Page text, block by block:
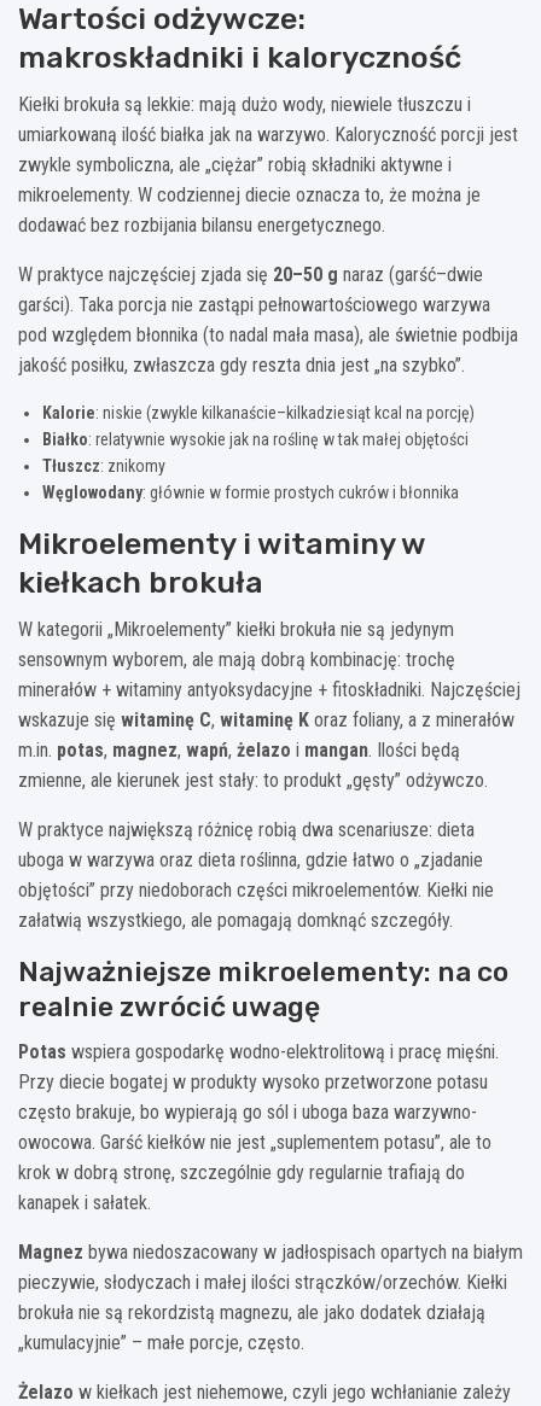
Wartości odżywcze:
makroskładniki i kaloryczność
Kiełki brokuła są lekkie: mają dużo wody, niewiele tłuszczu i
umiarkowaną ilość białka jak na warzywo. Kaloryczność porcji jest
zwykle symboliczna, ale „ciężar” robią składniki aktywne i
mikroelementy. W codziennej diecie oznacza to, że można je
dodawać bez rozbijania bilansu energetycznego.
W praktyce najczęściej zjada się 20–50 g naraz (garść–dwie
garści). Taka porcja nie zastąpi pełnowartościowego warzywa
pod względem błonnika (to nadal mała masa), ale świetnie podbija
jakość posiłku, zwłaszcza gdy reszta dnia jest „na szybko”.
Kalorie: niskie (zwykle kilkanaście–kilkadziesiąt kcal na porcję)
Białko: relatywnie wysokie jak na roślinę w tak małej objętości
Tłuszcz: znikomy
Węglowodany: głównie w formie prostych cukrów i błonnika
Mikroelementy i witaminy w
kiełkach brokuła
W kategorii „Mikroelementy” kiełki brokuła nie są jedynym
sensownym wyborem, ale mają dobrą kombinację: trochę
minerałów + witaminy antyoksydacyjne + fitoskładniki. Najczęściej
wskazuje się witaminę C, witaminę K oraz foliany, a z minerałów
m.in. potas, magnez, wapń, żelazo i mangan. Ilości będą
zmienne, ale kierunek jest stały: to produkt „gęsty” odżywczo.
W praktyce największą różnicę robią dwa scenariusze: dieta
uboga w warzywa oraz dieta roślinna, gdzie łatwo o „zjadanie
objętości” przy niedoborach części mikroelementów. Kiełki nie
załatwią wszystkiego, ale pomagają domknąć szczegóły.
Najważniejsze mikroelementy: na co
realnie zwrócić uwagę
Potas wspiera gospodarkę wodno-elektrolitową i pracę mięśni.
Przy diecie bogatej w produkty wysoko przetworzone potasu
często brakuje, bo wypierają go sól i uboga baza warzywno-
owocowa. Garść kiełków nie jest „suplementem potasu”, ale to
krok w dobrą stronę, szczególnie gdy regularnie trafiają do
kanapek i sałatek.
Magnez bywa niedoszacowany w jadłospisach opartych na białym
pieczywie, słodyczach i małej ilości strączków/orzechów. Kiełki
brokuła nie są rekordzistą magnezu, ale jako dodatek działają
„kumulacyjnie” – małe porcje, często.
Żelazo w kiełkach jest niehemowe, czyli jego wchłanianie zależy